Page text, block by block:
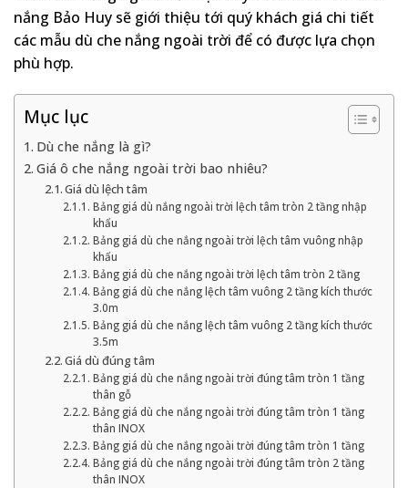
nắng Bảo Huy sẽ giới thiệu tới quý khách giá chi tiết
các mẫu dù che nắng ngoài trời để có được lựa chọn
phù hợp.
Mục lục
Dù che nắng là gì?
Giá ô che nắng ngoài trời bao nhiêu?
Giá dù lệch tâm
Bảng giá dù nắng ngoài trời lệch tâm tròn 2 tầng nhập
khẩu
Bảng giá dù che nắng ngoài trời lệch tâm vuông nhập
khẩu
Bảng giá dù che nắng ngoài trời lệch tâm tròn 2 tầng
Bảng giá dù che nắng lệch tâm vuông 2 tầng kích thước
3.0m
Bảng giá dù che nắng lệch tâm vuông 2 tầng kích thước
3.5m
Giá dù đúng tâm
Bảng giá dù che nắng ngoài trời đúng tâm tròn 1 tầng
thân gỗ
Bảng giá dù che nắng ngoài trời đúng tâm tròn 1 tầng
thân INOX
Bảng giá dù che nắng ngoài trời đúng tâm tròn 1 tầng
Bảng giá dù che nắng ngoài trời đúng tâm tròn 2 tầng
thân INOX